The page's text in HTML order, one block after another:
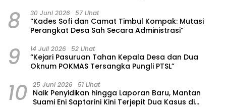
8 30 Juni 2026 57 Lihat
“Kades Sofi dan Camat Timbul Kompak: Mutasi
Perangkat Desa Sah Secara Administrasi”
9 14 Juli 2026 52 Lihat
“Kejari Pasuruan Tahan Kepala Desa dan Dua
Oknum POKMAS Tersangka Pungli PTSL”
10 25 Juni 2026 51 Lihat
Naik Penyidikan hingga Laporan Baru, Mantan
Suami Eni Saptarini Kini Terjepit Dua Kasus di